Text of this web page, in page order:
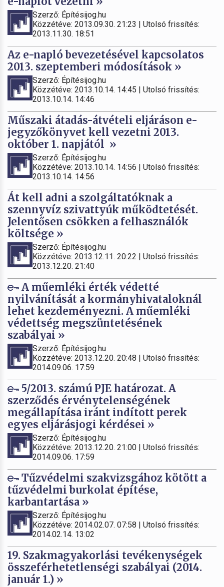
Szerző: Építésijog.hu
Közzétéve: 2013.09.30. 21:23 | Utolsó frissítés:
2013.11.30. 18:51
Az e-napló bevezetésével kapcsolatos
2013. szeptemberi módosítások »
Szerző: Építésijog.hu
Közzétéve: 2013.10.14. 14:45 | Utolsó frissítés:
2013.10.14. 14:46
Műszaki átadás-átvételi eljáráson e-
jegyzőkönyvet kell vezetni 2013.
október 1. napjától »
Szerző: Építésijog.hu
Közzétéve: 2013.10.14. 14:56 | Utolsó frissítés:
2013.10.14. 14:56
Át kell adni a szolgáltatóknak a
szennyvíz szivattyúk működtetését.
Jelentősen csökken a felhasználók
költsége »
Szerző: Építésijog.hu
Közzétéve: 2013.12.11. 20:22 | Utolsó frissítés:
2013.12.20. 21:40
A műemléki érték védetté
nyilvánítását a kormányhivataloknál
lehet kezdeményezni. A műemléki
védettség megszüntetésének
szabályai »
Szerző: Építésijog.hu
Közzétéve: 2013.12.20. 20:48 | Utolsó frissítés:
2014.09.06. 17:59
5/2013. számú PJE határozat. A
szerződés érvénytelenségének
megállapítása iránt indított perek
egyes eljárásjogi kérdései »
Szerző: Építésijog.hu
Közzétéve: 2013.12.20. 21:00 | Utolsó frissítés:
2014.09.06. 17:59
Tűzvédelmi szakvizsgához kötött a
tűzvédelmi burkolat építése,
karbantartása »
Szerző: Építésijog.hu
Közzétéve: 2014.02.07. 07:58 | Utolsó frissítés:
2014.02.14. 13:02
19. Szakmagyakorlási tevékenységek
összeférhetetlenségi szabályai (2014.
január 1.) »